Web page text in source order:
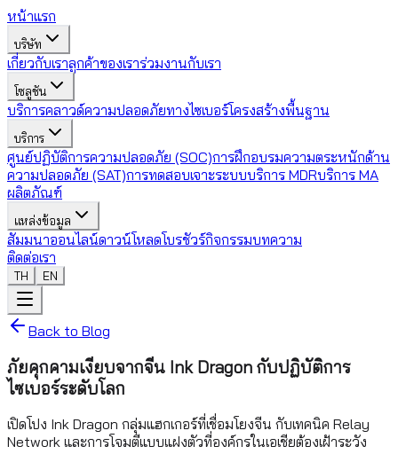
หน้าแรก
บริษัท
เกี่ยวกับเราลูกค้าของเราร่วมงานกับเรา
โซลูชัน
บริการคลาวด์ความปลอดภัยทางไซเบอร์โครงสร้างพื้นฐาน
บริการ
ศูนย์ปฏิบัติการความปลอดภัย (SOC)การฝึกอบรมความตระหนักด้าน
ความปลอดภัย (SAT)การทดสอบเจาะระบบบริการ MDRบริการ MA
ผลิตภัณฑ์
แหล่งข้อมูล
สัมมนาออนไลน์ดาวน์โหลดโบรชัวร์กิจกรรมบทความ
ติดต่อเรา
TH EN
Back to Blog
ภัยคุกคามเงียบจากจีน Ink Dragon กับปฏิบัติการ
ไซเบอร์ระดับโลก
เปิดโปง Ink Dragon กลุ่มแฮกเกอร์ที่เชื่อมโยงจีน กับเทคนิค Relay
Network และการโจมตีแบบแฝงตัวที่องค์กรในเอเชียต้องเฝ้าระวัง